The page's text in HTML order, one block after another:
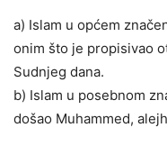
a) Islam u općem
onim što je propisivao
Sudnjeg dana.
b) Islam u posebnom
došao Muhammed,